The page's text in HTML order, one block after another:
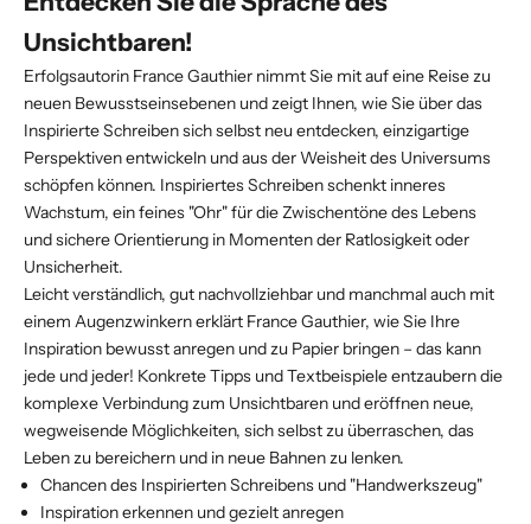
Unsichtbaren!
Erfolgsautorin France Gauthier nimmt Sie mit auf eine Reise zu
neuen Bewusstseinsebenen und zeigt Ihnen, wie Sie über das
Inspirierte Schreiben sich selbst neu entdecken, einzigartige
Perspektiven entwickeln und aus der Weisheit des Universums
schöpfen können. Inspiriertes Schreiben schenkt inneres
Wachstum, ein feines "Ohr" für die Zwischentöne des Lebens
und sichere Orientierung in Momenten der Ratlosigkeit oder
Unsicherheit.
Leicht verständlich, gut nachvollziehbar und manchmal auch mit
einem Augenzwinkern erklärt France Gauthier, wie Sie Ihre
Inspiration bewusst anregen und zu Papier bringen – das kann
jede und jeder! Konkrete Tipps und Textbeispiele entzaubern die
komplexe Verbindung zum Unsichtbaren und eröffnen neue,
wegweisende Möglichkeiten, sich selbst zu überraschen, das
Leben zu bereichern und in neue Bahnen zu lenken.
Chancen des Inspirierten Schreibens und "Handwerkszeug"
Inspiration erkennen und gezielt anregen